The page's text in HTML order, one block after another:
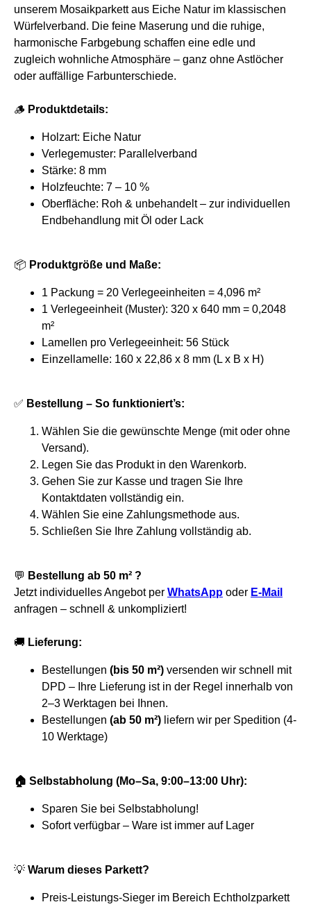
unserem Mosaikparkett aus Eiche Natur im klassischen
Würfelverband. Die feine Maserung und die ruhige,
harmonische Farbgebung schaffen eine edle und
zugleich wohnliche Atmosphäre – ganz ohne Astlöcher
oder auffällige Farbunterschiede.
🪵 Produktdetails:
Holzart: Eiche Natur
Verlegemuster: Parallelverband
Stärke: 8 mm
Holzfeuchte: 7 – 10 %
Oberfläche: Roh & unbehandelt – zur individuellen
Endbehandlung mit Öl oder Lack
📦 Produktgröße und Maße:
1 Packung = 20 Verlegeeinheiten = 4,096 m²
1 Verlegeeinheit (Muster): 320 x 640 mm = 0,2048
m²
Lamellen pro Verlegeeinheit: 56 Stück
Einzellamelle: 160 x 22,86 x 8 mm (L x B x H)
✅ Bestellung – So funktioniert’s:
Wählen Sie die gewünschte Menge (mit oder ohne
Versand).
Legen Sie das Produkt in den Warenkorb.
Gehen Sie zur Kasse und tragen Sie Ihre
Kontaktdaten vollständig ein.
Wählen Sie eine Zahlungsmethode aus.
Schließen Sie Ihre Zahlung vollständig ab.
💬 Bestellung ab 50 m² ?
Jetzt individuelles Angebot per WhatsApp oder E-Mail
anfragen – schnell & unkompliziert!
🚚 Lieferung:
Bestellungen (bis 50 m²) versenden wir schnell mit
DPD – Ihre Lieferung ist in der Regel innerhalb von
2–3 Werktagen bei Ihnen.
Bestellungen (ab 50 m²) liefern wir per Spedition (4-
10 Werktage)
🏠 Selbstabholung (Mo–Sa, 9:00–13:00 Uhr):
Sparen Sie bei Selbstabholung!
Sofort verfügbar – Ware ist immer auf Lager
💡 Warum dieses Parkett?
Preis-Leistungs-Sieger im Bereich Echtholzparkett